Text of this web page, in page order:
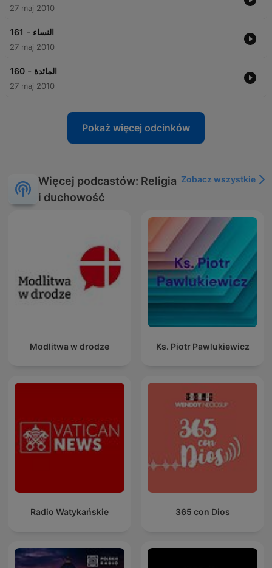
27 maj 2010
161 - النساء
27 maj 2010
160 - المائدة
27 maj 2010
Pokaż więcej odcinków
Więcej podcastów: Religia
i duchowość
Zobacz wszystkie
Modlitwa w drodze Ks. Piotr Pawlukiewicz
Radio Watykańskie 365 con Dios